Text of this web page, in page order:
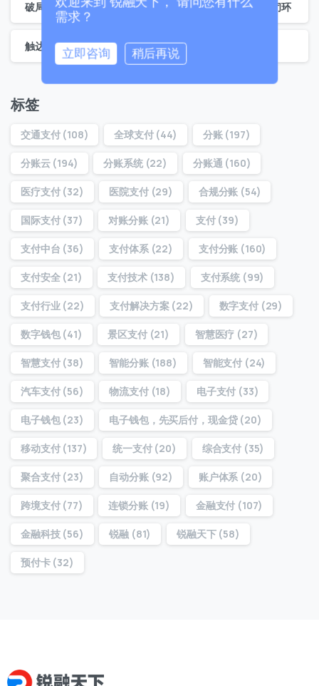
破局与重塑：锐融天下预付卡系统助力集团构建商业生态闭环
触达全球支付：锐融天下跨境聚合支付赋能双端交易
标签
交通支付(108) 全球支付(44) 分账(197)
分账云(194) 分账系统(22) 分账通 (160)
医疗支付(32) 医院支付(29) 合规分账 (54)
国际支付(37) 对账分账(21) 支付(39)
支付中台 (36) 支付体系(22) 支付分账 (160)
支付安全(21) 支付技术(138) 支付系统 (99)
支付行业(22) 支付解决方案(22) 数字支付(29)
数字钱包(41) 景区支付(21) 智慧医疗 (27)
智慧支付(38) 智能分账(188) 智能支付 (24)
汽车支付(56) 物流支付(18) 电子支付 (33)
电子钱包(23) 电子钱包，先买后付，现金贷(20)
移动支付(137) 统一支付(20) 综合支付 (35)
聚合支付(23) 自动分账(92) 账户体系 (20)
跨境支付(77) 连锁分账(19) 金融支付 (107)
金融科技(56) 锐融 (81) 锐融天下(58)
预付卡(32)
0 / 180
首次进入页面
我们通常的回复时间：30 分钟内
需求？
立即咨询 稍后再说